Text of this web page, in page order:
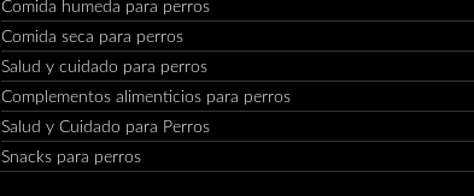
Comida humeda para perros
Comida seca para perros
Salud y cuidado para perros
Complementos alimenticios para perros
Salud y Cuidado para Perros
Snacks para perros